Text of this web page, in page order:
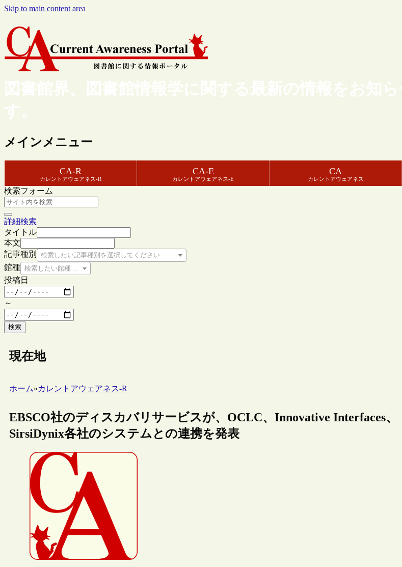
Skip to main content area
図書館界、図書館情報学に関する最新の情報をお知
す。
メインメニュー
CA-R
カレントアウェアネス-R
CA-E
カレントアウェアネス-E
CA
カレントアウェアネス
検索フォーム
詳細検索
タイトル
本文
記事種別
検索したい記事種別を選択してください
館種 検索したい館種を選択してください
投稿日
～
検索
現在地
ホーム»カレントアウェアネス-R
EBSCO社のディスカバリサービスが、OCLC、Innovative Interfaces、
SirsiDynix各社のシステムとの連携を発表